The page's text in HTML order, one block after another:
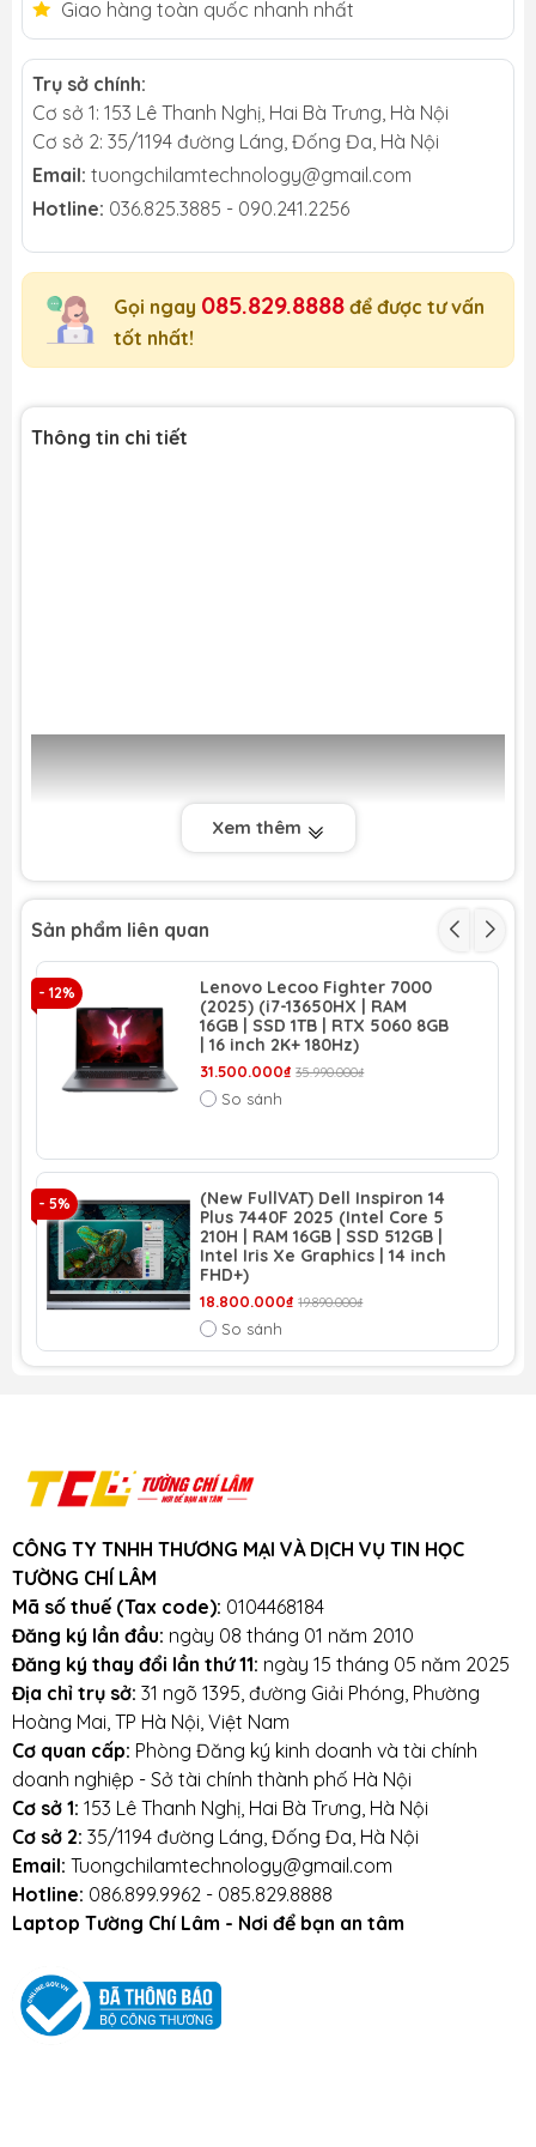
Giao hàng toàn quốc nhanh nhất
Trụ sở chính:
Cơ sở 1: 153 Lê Thanh Nghị, Hai Bà Trưng, Hà Nội
Cơ sở 2: 35/1194 đường Láng, Đống Đa, Hà Nội
Email: tuongchilamtechnology@gmail.com
Hotline: 036.825.3885 - 090.241.2256
Gọi ngay 085.829.8888 để được tư vấn
tốt nhất!
Thông tin chi tiết
Dell Gaming G15 5511:Siêu phẩm Laptop Gaming
mạnh mẽ hiện đại.
Mua Laptop Dell Gaming G15 5511 có
Gọi ngay:0963165551
Chat vớiFanpage LaptopTCL.vn
Địa chỉ:153 Lê Thanh Nghị, Hai Bà Trưng, Hà
Nội (xem đường đi)
Cơ sở 2:35/1194 đường Láng
Nội
Cơ sở 3:số 5 ngõ 12 Trần Phú, Hà Đông
(xem đường đi)
Vì sao nên mua Laptop Sinh Viên CNTT tại
BanLaptop.vn
Bảo hành dài hạn + Hậu mãi tuyệt vời
Đổi mới trong15 ngày
Bảo hành phần cứng 1 năm
Bảo dưỡng vệ sinhmiễn phí 2 năm
Hỗ trợ kỹ thuậttrọn đời
Freeshiptrong nội thành Hà Nội
Trả góp chỉ từ 1 Triệu đồng
Ưu Đãi ngập tràn + Muôn vàn Quà tặng
Giảm tới 1 Triệucho khách hàng đầu tiên
trong ngày ( đăng ký ngay
Giảm 500k
Học Sinh, Sinh Viên
Giảm 500k
tiết)
Xem thêm
Sản phẩm liên quan
- 12%
Lenovo Lecoo Fighter 7000
(2025) (i7-13650HX | RAM
16GB | SSD 1TB | RTX 5060 8GB
| 16 inch 2K+ 180Hz)
31.500.000₫ 35.990.000₫
So sánh
- 5%
(New FullVAT) Dell Inspiron 14
Plus 7440F 2025 (Intel Core 5
210H | RAM 16GB | SSD 512GB |
Intel Iris Xe Graphics | 14 inch
FHD+)
18.800.000₫ 19.890.000₫
So sánh
CÔNG TY TNHH THƯƠNG MẠI VÀ DỊCH VỤ TIN HỌC
TƯỜNG CHÍ LÂM
Mã số thuế (Tax code): 0104468184
Đăng ký lần đầu: ngày 08 tháng 01 năm 2010
Đăng ký thay đổi lần thứ 11: ngày 15 tháng 05 năm 2025
Địa chỉ trụ sở: 31 ngõ 1395, đường Giải Phóng, Phường
Hoàng Mai, TP Hà Nội, Việt Nam
Cơ quan cấp: Phòng Đăng ký kinh doanh và tài chính
doanh nghiệp - Sở tài chính thành phố Hà Nội
Cơ sở 1: 153 Lê Thanh Nghị, Hai Bà Trưng, Hà Nội
Cơ sở 2: 35/1194 đường Láng, Đống Đa, Hà Nội
Email: Tuongchilamtechnology@gmail.com
Hotline: 086.899.9962 - 085.829.8888
Laptop Tường Chí Lâm - Nơi để bạn an tâm